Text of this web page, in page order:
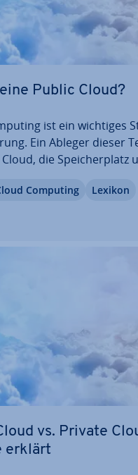
Public Cloud?
ist ein wichtiges
Ein Ableger dieser
die Spei­cher­platz
was sich hinter der
Computing Lexikon
vs. Private
erklärt